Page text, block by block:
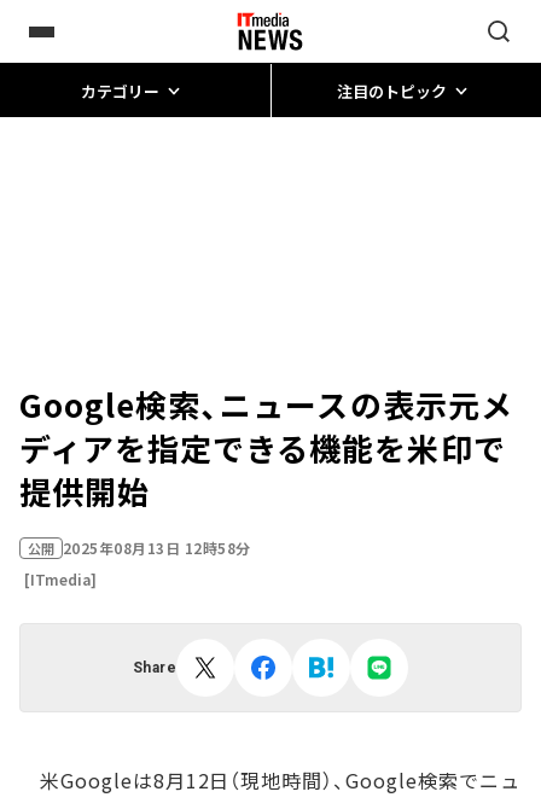
カテゴリー 注目のトピック
Google検索、ニュースの表示元メ
ディアを指定できる機能を米印で
提供開始
公開 2025年08月13日 12時58分
[ITmedia]
Share
米Googleは8月12日（現地時間）、Google検索でニュ